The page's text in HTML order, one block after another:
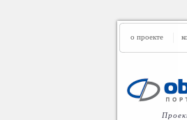
о проекте